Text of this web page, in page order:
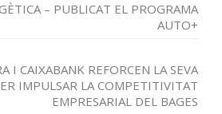
– PUBLICAT EL PROGRAMA
AUTO+
I CAIXABANK REFORCEN LA SEVA
IMPULSAR LA COMPETITIVITAT
EMPRESARIAL DEL BAGES